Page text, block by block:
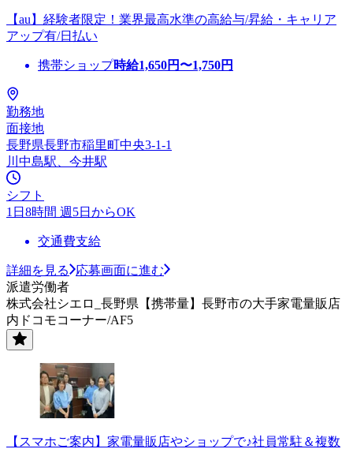
【au】経験者限定！業界最高水準の高給与/昇給・キャリア
アップ有/日払い
携帯ショップ時給1,650円〜1,750円
勤務地
面接地
長野県長野市稲里町中央3-1-1
川中島駅、今井駅
シフト
1日8時間 週5日からOK
交通費支給
詳細を見る
応募画面に進む
派遣労働者
株式会社シエロ_長野県【携帯量】長野市の大手家電量販店
内ドコモコーナー/AF5
【スマホご案内】家電量販店やショップで♪社員常駐＆複数